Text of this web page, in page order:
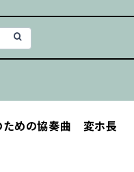
ための協奏曲 変ホ長